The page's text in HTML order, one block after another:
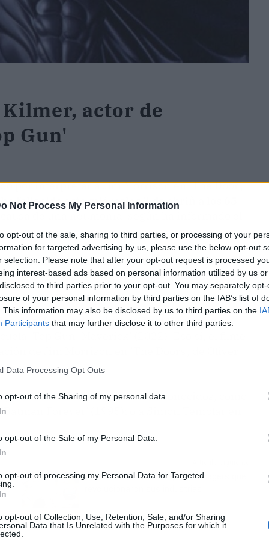
Not Process My Personal Information
opt-out of the sale, sharing to third parties, or processing of your
for targeted advertising by us, please use the below opt-out
selection. Please note that after your opt-out request is processed
interest-based ads based on personal information utilized by us
to third parties prior to your opt-out. You may separately
of your personal information by third parties on the IAB’s list of
This information may also be disclosed by us to third parties on the
Participants that may further disclose it to other third parties.
Data Processing Opt Outs
opt-out of the Sharing of my personal data.
opt-out of the Sale of my Personal Data.
opt-out of processing my Personal Data for Targeted
opt-out of Collection, Use, Retention, Sale, and/or Sharing
Data that Is Unrelated with the Purposes for which it
Kilmer, actor de
Gun'
por interpretar a Jim Morrison en 'The Door',
ha fallecido este miércoles 2 de abriñ a los 65
en la madrugada de este
de garganta en 2014 y posteriormente se
Kazansky, rival de Tom Cruise en la
de Jim Morrison en 'The Doors', de Oliver
de sus personajes más reconocidos, como
Forever' (1995); o a Simon Templar en
Historias de éxito: project managers que